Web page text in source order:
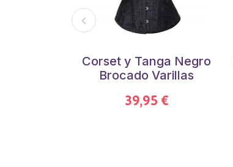
Corset y Tanga Negro
Brocado Varillas
39,95 €